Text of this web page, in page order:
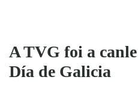
A TVG foi a
Día de Galicia